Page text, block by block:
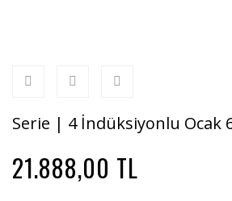
Serie | 4 İndüksiyonlu Ocak
21.888,00 TL